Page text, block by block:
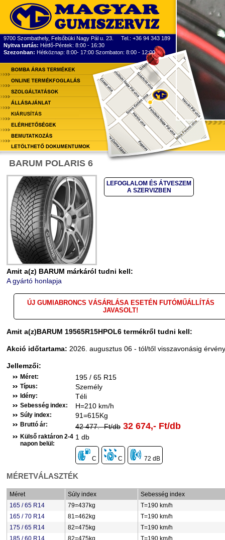
9700 Szombathely, Felsőbüki Nagy Pál u. 23. Tel.: +36 94 343 189
Nyitva tartás: Hétfő-Péntek: 8:00 - 16:30
Szezonban: Hétköznap: 8:00- 17:00 Szombaton: 8:00 - 12:00
BARUM POLARIS 6
LEFOGLALOM ÉS ÁTVESZEM
A SZERVIZBEN
Amit a(z) BARUM márkáról tudni kell:
A gyártó honlapja
ÚJ GUMIABRONCS VÁSÁRLÁSA ESETÉN FUTÓMŰÁLLÍTÁS
JAVASOLT!
Amit a(z)BARUM 19565R15HPOL6 termékről tudni kell:
Akció időtartama: 2026. augusztus 06 - tól/től visszavonásig
Jellemzői:
Méret: 195 / 65 R15
Típus: Személy
Idény: Téli
Sebesség index: H=210 km/h
Súly index: 91=615Kg
Bruttó ár: 42 477.- Ft/db 32 674,- Ft/db
Külső raktáron 2-4
napon belül:
1 db
C C 72 dB
MÉRETVÁLASZTÉK
Méret Súly index
Sebesség index
165 / 65 R14
79=437kg
T=190 km/h
165 / 70 R14
81=462kg
T=190 km/h
175 / 65 R14
82=475kg
T=190 km/h
185 / 60 R14
82=475kg
T=190 km/h